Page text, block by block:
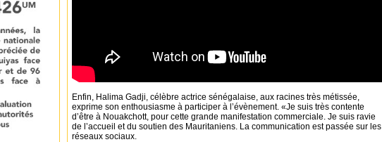
Enfin, Halima Gadji, célèbre actrice sénégalaise, aux racines très métissée,
exprime son enthousiasme à participer à l’évènement. «Je suis très contente
d’être à Nouakchott, pour cette grande manifestation commerciale. Je suis ravie
de l’accueil et du soutien des Mauritaniens. La communication est passée sur les
réseaux sociaux.